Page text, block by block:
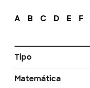
A B C D E F
Tipo
Matemática